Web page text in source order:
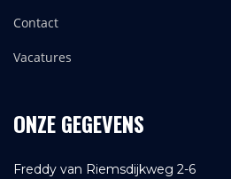
Contact
Vacatures
ONZE GEGEVENS
Freddy van Riemsdijkweg 2-6